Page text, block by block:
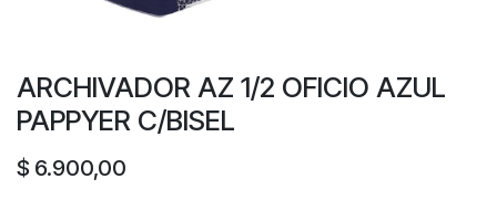
ARCHIVADOR AZ 1/2 OFICIO AZUL
PAPPYER C/BISEL
$ 6.900,00